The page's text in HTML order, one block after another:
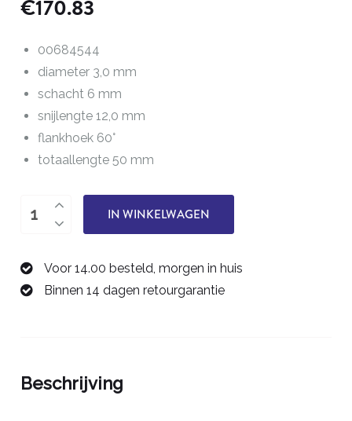
€170.83
00684544
diameter 3,0 mm
schacht 6 mm
snijlengte 12,0 mm
flankhoek 60°
totaallengte 50 mm
draadfrees
00684544
aantal
IN WINKELWAGEN
Voor 14.00 besteld, morgen in huis
Binnen 14 dagen retourgarantie
Beschrijving